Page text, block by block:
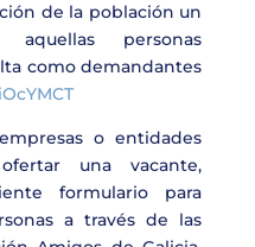
de la población un
personas
como demandantes
o entidades
una vacante,
formulario para
a través de las